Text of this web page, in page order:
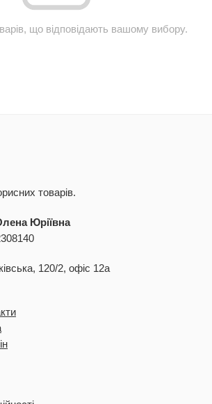
що відповідають вашому вибору.
товарів.
Юріївна
120/2, офіс 12а